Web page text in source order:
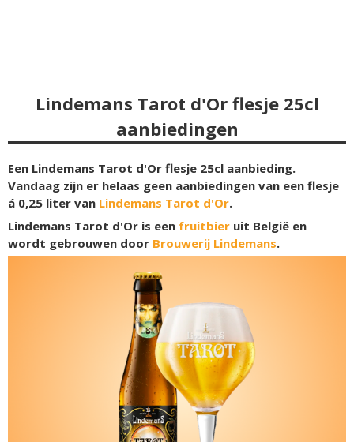
Lindemans Tarot d'Or flesje 25cl
aanbiedingen
Een Lindemans Tarot d'Or flesje 25cl aanbieding.
Vandaag zijn er helaas geen aanbiedingen van een flesje
á 0,25 liter van Lindemans Tarot d'Or.
Lindemans Tarot d'Or is een fruitbier uit België en
wordt gebrouwen door Brouwerij Lindemans.